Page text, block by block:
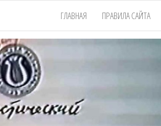
ГЛАВНАЯ ПРАВИЛА САЙТА